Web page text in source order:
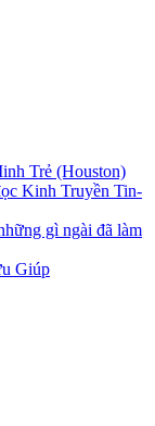
Trẻ (Houston)
Kinh Truyền Tin-
gì ngài đã làm
Giúp